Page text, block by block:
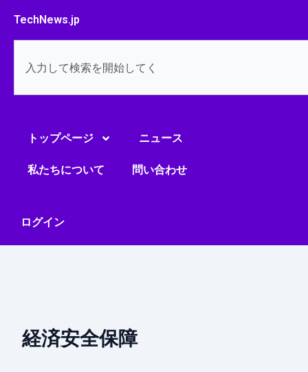
TechNews.jp
トップページ ニュース
私たちについて 問い合わせ
ログイン
経済安全保障